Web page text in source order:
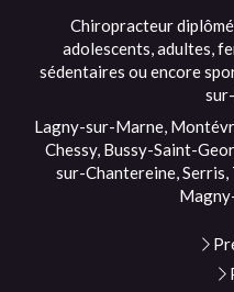
Chiropracteur
adolescents, adultes,
sédentaires ou encore
Lagny-sur-Marne,
Chessy, Bussy-Saint-
sur-Chantereine,